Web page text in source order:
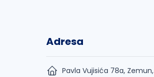
Adresa
Pavla Vujisića 78a, Zemun,